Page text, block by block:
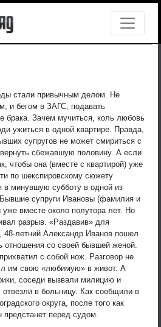
стали привычным делом. Не
и бегом в ЗАГС, подавать
брака. Зачем мучиться, коль любовь
ужиться в одной квартире. Правда,
супругов не может смириться с
сбежавшую половину. А если
чтобы она (вместе с квартирой) уже
по шекспировскому сюжету
в минувшую субботу в одной из
Бывшие супруги Ивановы (фамилия и
вместе около полутора лет. Но
разрыв. «Раздавив» для
48-летний Александр Иванов пошел
отношения со своей бывшей женой.
с собой нож. Разговор не
им свою «любимую» в живот. А
соседи вызвали милицию и
в больницу. Как сообщили в
округа, после того как
перед судом.